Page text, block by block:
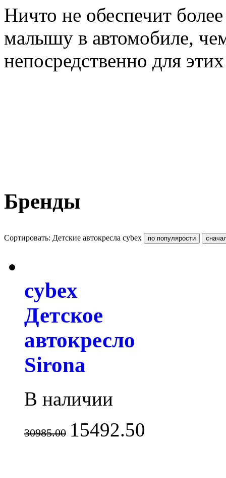
Ничто не обеспечит
малышу в автомобиле,
непосредственно для
Бренды
Сортировать: Детские автокресла cybex
cybex
Детское
автокресло
Sirona
В наличии
30985.00 15492.50